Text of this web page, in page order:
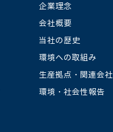
企業理念
会社概要
当社の歴史
環境への取組み
生産拠点・関連会社
環境・社会性報告